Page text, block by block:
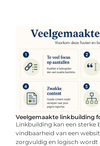
Veelgemaakte linkbuilding
Linkbuilding kan een sterke
vindbaarheid van een
zorgvuldig en logisch wordt